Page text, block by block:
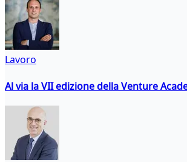
Lavoro
Al via la VII edizione della Venture